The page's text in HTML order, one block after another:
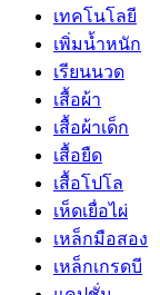
เทคโนโลยี
เพิ่มน้ำหนัก
เรียนนวด
เสื้อผ้า
เสื้อผ้าเด็ก
เสื้อยืด
เสื้อโปโล
เห็ดเยื่อไผ่
เหล็กมือสอง
เหล็กเกรดบี